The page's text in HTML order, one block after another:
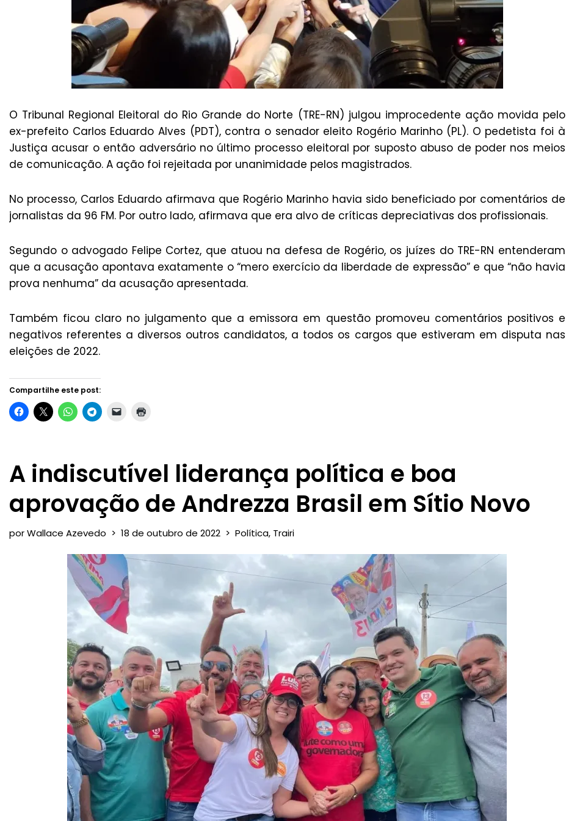
O Tribunal Regional Eleitoral do Rio Grande do Norte (TRE-RN) julgou improcedente ação movida pelo
ex-prefeito Carlos Eduardo Alves (PDT), contra o senador eleito Rogério Marinho (PL). O pedetista foi à
Justiça acusar o então adversário no último processo eleitoral por suposto abuso de poder nos meios
de comunicação. A ação foi rejeitada por unanimidade pelos magistrados.
No processo, Carlos Eduardo afirmava que Rogério Marinho havia sido beneficiado por comentários de
jornalistas da 96 FM. Por outro lado, afirmava que era alvo de críticas depreciativas dos profissionais.
Segundo o advogado Felipe Cortez, que atuou na defesa de Rogério, os juízes do TRE-RN entenderam
que a acusação apontava exatamente o “mero exercício da liberdade de expressão” e que “não havia
prova nenhuma” da acusação apresentada.
Também ficou claro no julgamento que a emissora em questão promoveu comentários positivos e
negativos referentes a diversos outros candidatos, a todos os cargos que estiveram em disputa nas
eleições de 2022.
Compartilhe este post:
A indiscutível liderança política e boa
aprovação de Andrezza Brasil em Sítio Novo
porWallace Azevedo 18 de outubro de 2022 Política, Trairi